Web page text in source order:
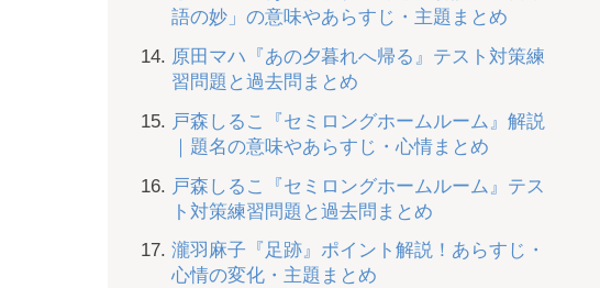
語の妙」の意味やあらすじ・主題まとめ
原田マハ『あの夕暮れへ帰る』テスト対策練
習問題と過去問まとめ
戸森しるこ『セミロングホームルーム』解説
｜題名の意味やあらすじ・心情まとめ
戸森しるこ『セミロングホームルーム』テス
ト対策練習問題と過去問まとめ
瀧羽麻子『足跡』ポイント解説！あらすじ・
心情の変化・主題まとめ